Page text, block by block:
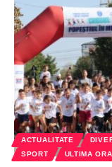
ACTUALITATE
SPORT
ULTIMA ORA